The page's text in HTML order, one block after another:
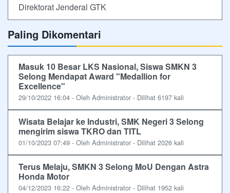
Direktorat Jenderal GTK
Paling Dikomentari
Masuk 10 Besar LKS Nasional, Siswa SMKN 3
Selong Mendapat Award "Medallion for
Excellence"
29/10/2022 16:04 - Oleh Administrator - Dilihat 6197 kali
Wisata Belajar ke Industri, SMK Negeri 3 Selong
mengirim siswa TKRO dan TITL
01/10/2023 07:49 - Oleh Administrator - Dilihat 2026 kali
Terus Melaju, SMKN 3 Selong MoU Dengan Astra
Honda Motor
04/12/2023 16:22 - Oleh Administrator - Dilihat 1952 kali